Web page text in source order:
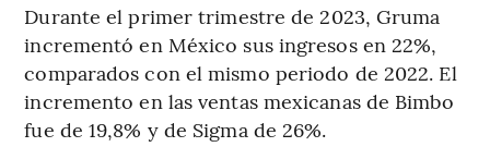
Durante el primer trimestre de 2023, Gruma
incrementó en México sus ingresos en 22%,
comparados con el mismo periodo de 2022. El
incremento en las ventas mexicanas de Bimbo
fue de 19,8% y de Sigma de 26%.